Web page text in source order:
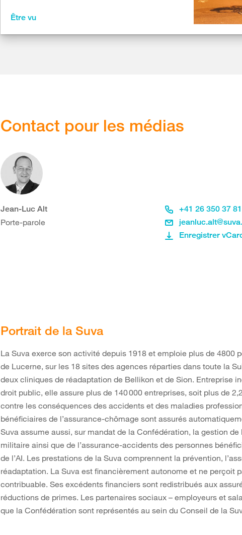
Être vu
Contact pour les médias
Jean-Luc Alt
Porte-parole
+41 26 350 37 81
Enregistrer
Portrait de la Suva
La Suva exerce son activité depuis 1918 et emploie plus de 4800
de Lucerne, sur les 18 sites des agences réparties dans toute la
deux cliniques de réadaptation de Bellikon et de Sion. Entreprise
droit public, elle assure plus de 140 000 entreprises, soit plus de
contre les conséquences des accidents et des maladies
bénéficiaires de l’assurance-chômage sont assurés
Suva assume aussi, sur mandat de la Confédération, la gestion de
militaire ainsi que de l’assurance-accidents des personnes
de l’AI. Les prestations de la Suva comprennent la prévention,
réadaptation. La Suva est financièrement autonome et ne perçoit
contribuable. Ses excédents financiers sont redistribués aux
réductions de primes. Les partenaires sociaux – employeurs et
que la Confédération sont représentés au sein du Conseil de la